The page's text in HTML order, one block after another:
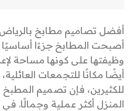
أصبحت المطابخ جزءًا
وظيفتها على كونها مساحة
أيضًا مكانًا للتجمعات العائلية،
للكثيرين، فإن تصميم
المنزل أكثر عملية وجمالًا.